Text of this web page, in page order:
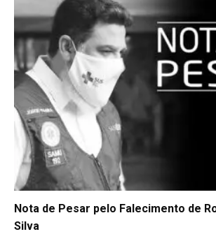
Nota de Pesar pelo Falecimento de
Silva